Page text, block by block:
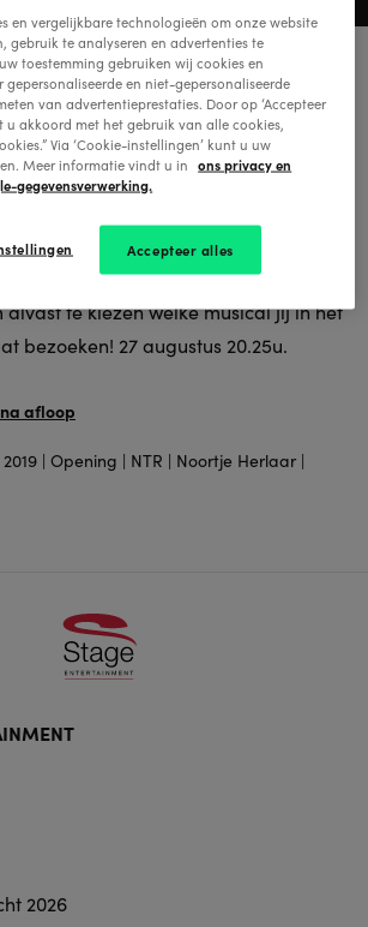
om 20.25u. live mee naar DE
de Uitmarkt) en bekijk als eerste het
tijdens Musical Awards: The Kick-
Theater Carré. Het event dat
als de 'Musical-Sing-a-Long' is een
met live optredens uit de mooiste
of nog van start moeten gaan. Het
te kiezen welke musical jij in het
bezoeken! 27 augustus 20.25u.
afloop
2026
en vergelijkbare technologieën om onze website
gebruik te analyseren en advertenties te
toestemming gebruiken wij cookies en
gepersonaliseerde en niet-gepersonaliseerde
van advertentieprestaties. Door op ‘Accepteer
u akkoord met het gebruik van alle cookies,
Via ‘Cookie-instellingen’ kunt u uw
Meer informatie vindt u in
ons privacy en
gegevensverwerking.
Accepteer alles